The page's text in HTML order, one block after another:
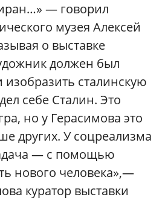
— говорил
музея Алексей
о выставке
должен был
изобразить сталинскую
себе Сталин. Это
но у Герасимова это
других. У соцреализма
— с помощью
нового человека»,—
куратор выставки